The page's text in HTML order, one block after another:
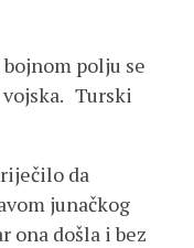
bojnom polju se
Turski
da
junačkog
ona došla i bez